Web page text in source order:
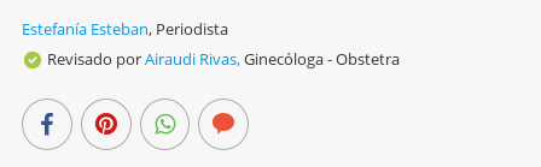
Estefanía Esteban, Periodista
Revisado porAiraudi Rivas,Ginecóloga - Obstetra